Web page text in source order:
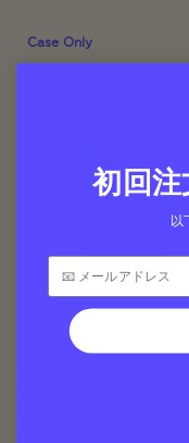
Case Only
初回注
以